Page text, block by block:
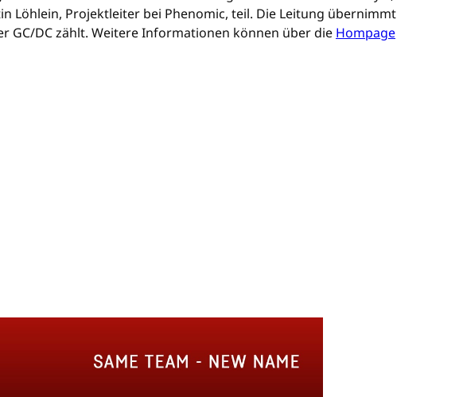
Löhlein, Projektleiter bei Phenomic, teil. Die Leitung übernimmt
GC/DC zählt. Weitere Informationen können über die Hompage